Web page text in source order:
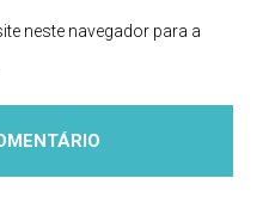
neste navegador para a